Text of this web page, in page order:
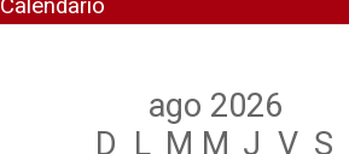
Calendario
ago 2026
D L M M J V S